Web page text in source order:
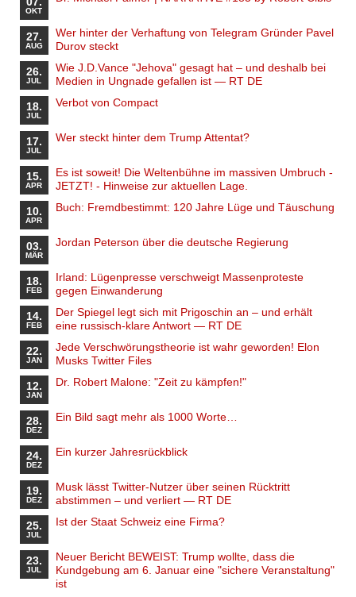
OKT
27.
AUG
Wer hinter der Verhaftung von Telegram Gründer Pavel
Durov steckt
26.
JUL
Wie J.D.Vance "Jehova" gesagt hat – und deshalb bei
Medien in Ungnade gefallen ist — RT DE
18.
JUL
Verbot von Compact
17.
JUL
Wer steckt hinter dem Trump Attentat?
15.
APR
Es ist soweit! Die Weltenbühne im massiven Umbruch -
JETZT! - Hinweise zur aktuellen Lage.
10.
APR
Buch: Fremdbestimmt: 120 Jahre Lüge und Täuschung
03.
MÄR
Jordan Peterson über die deutsche Regierung
18.
FEB
Irland: Lügenpresse verschweigt Massenproteste
gegen Einwanderung
14.
FEB
Der Spiegel legt sich mit Prigoschin an – und erhält
eine russisch-klare Antwort — RT DE
22.
JAN
Jede Verschwörungstheorie ist wahr geworden! Elon
Musks Twitter Files
12.
JAN
Dr. Robert Malone: "Zeit zu kämpfen!"
28.
DEZ
Ein Bild sagt mehr als 1000 Worte…
24.
DEZ
Ein kurzer Jahresrückblick
19.
DEZ
Musk lässt Twitter-Nutzer über seinen Rücktritt
abstimmen – und verliert — RT DE
25.
JUL
Ist der Staat Schweiz eine Firma?
23.
JUL
Neuer Bericht BEWEIST: Trump wollte, dass die
Kundgebung am 6. Januar eine "sichere Veranstaltung"
ist